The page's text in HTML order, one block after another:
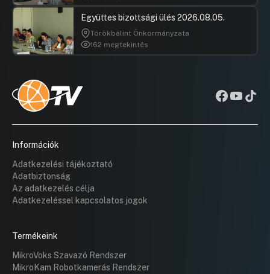
Együttes bizottsági ülés 2026.08.05.
Törökbálint Önkormányzata
162 megtekintés
Információk
Adatkezelési tájékoztató
Adatbiztonság
Az adatkezelés célja
Adatkezeléssel kapcsolatos jogok
Termékeink
MikroVoks Szavazó Rendszer
MikroKam Robotkamerás Rendszer